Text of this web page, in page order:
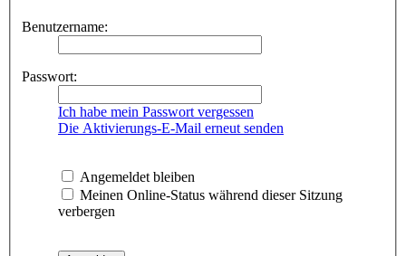
Benutzername:
Passwort:
Ich habe mein Passwort vergessen
Die Aktivierungs-E-Mail erneut senden
Angemeldet bleiben
Meinen Online-Status während dieser Sitzung
verbergen